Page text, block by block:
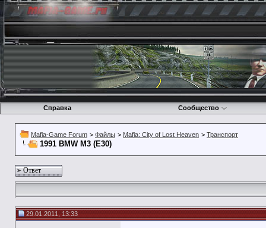
Справка Сообщество
Mafia-Game Forum > Файлы > Mafia: City of Lost Heaven > Транспорт
1991 BMW M3 (E30)
Ответ
29.01.2011, 13:33